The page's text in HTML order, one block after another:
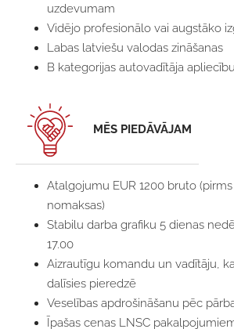
uzdevumam
Vidējo profesionālo vai augstāko
Labas latviešu valodas zināšanas
B kategorijas autovadītāja apliecību
MĒS PIEDĀVĀJAM
Atalgojumu EUR 1200 bruto
nomaksas)
Stabilu darba grafiku 5 dienas
17.00
Aizrautīgu komandu un vadītāju,
dalīsies pieredzē
Veselības apdrošināšanu pēc
Īpašas cenas LNSC